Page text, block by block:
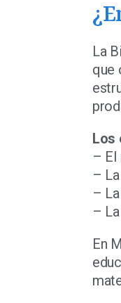
La
que
Los
– El
–
–
–
En